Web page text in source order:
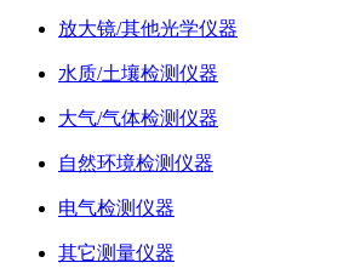
放大镜/其他光学仪器
水质/土壤检测仪器
大气/气体检测仪器
自然环境检测仪器
电气检测仪器
其它测量仪器